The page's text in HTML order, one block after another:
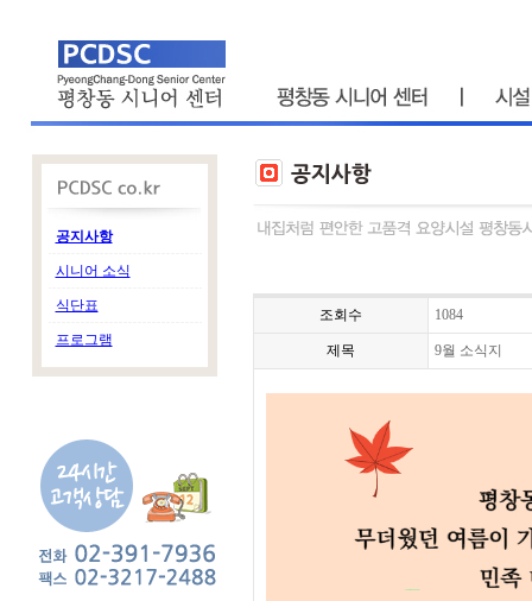
공지사항
시니어 소식
식단표
프로그램
조회수 1084
제목 9월 소식지